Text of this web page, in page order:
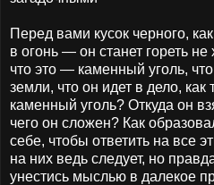
Перед вами кусок черного,
в огонь — он станет гореть
что это — каменный уголь,
земли, что он идет в дело, как
каменный уголь? Откуда он
чего он сложен? Как
себе, чтобы ответить на все
на них ведь следует, но
унестись мыслью в далекое